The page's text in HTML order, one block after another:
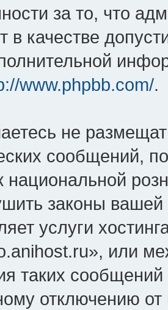
за то, что
в качестве
www.phpbb.com/.
не
сообщений,
национальной
законы
услуги
или
таких
отключению